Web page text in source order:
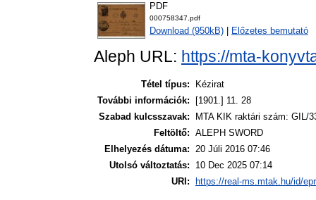
PDF
000758347.pdf
Download (950kB) Előzetes bemutató
Aleph URL: https://mta-
Tétel típus:
Kézirat
További információk:
[1901.] 11. 28
Szabad kulcsszavak:
MTA KIK raktári szám: GIL/
Feltöltő: ALEPH SWORD
Elhelyezés dátuma: 20 Júli 2016 07:46
Utolsó változtatás:
10 Dec 2025 07:14
URI:
https://real-ms.mtak.hu/id/